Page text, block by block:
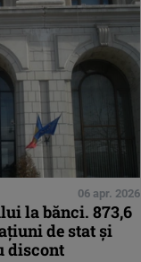
06 apr. 2026
la bănci. 873,6
de stat şi
discont